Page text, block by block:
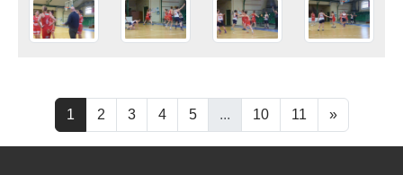
1 2 3 4 5 ... 10 11 »